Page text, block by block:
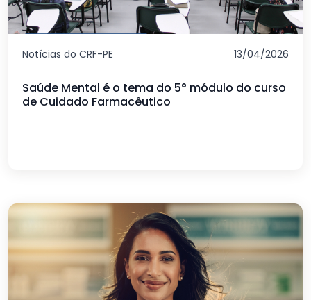
Notícias do CRF-PE 13/04/2026
Saúde Mental é o tema do 5° módulo do curso
de Cuidado Farmacêutico